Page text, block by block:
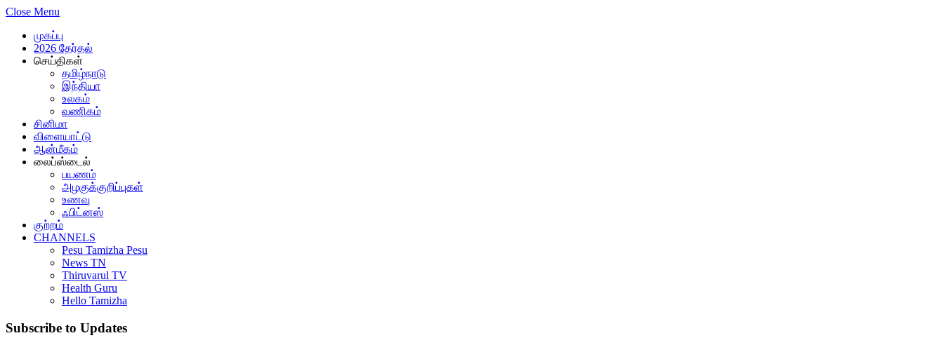
Close Menu
முகப்பு
2026 தேர்தல்
செய்திகள்
தமிழ்நாடு
இந்தியா
உலகம்
வணிகம்
சினிமா
விளையாட்டு
ஆன்மீகம்
லைப்ஸ்டைல்
பயணம்
அழகுக்குறிப்புகள்
உணவு
ஃபிட்னஸ்
குற்றம்
CHANNELS
Pesu Tamizha Pesu
News TN
Thiruvarul TV
Health Guru
Hello Tamizha
Subscribe to Updates